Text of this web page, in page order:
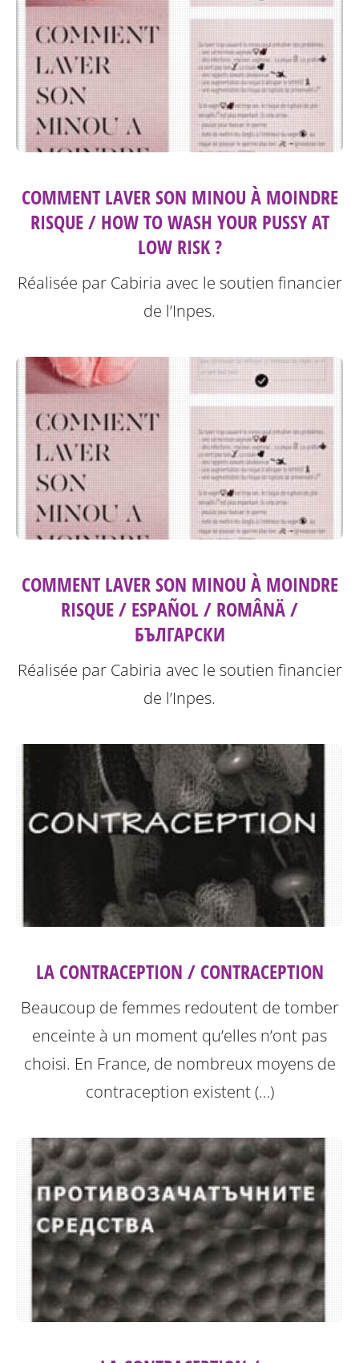
COMMENT LAVER SON MINOU À MOINDRE
RISQUE / HOW TO WASH YOUR PUSSY AT
LOW RISK ?
Réalisée par Cabiria avec le soutien financier
de l’Inpes.
COMMENT LAVER SON MINOU À MOINDRE
RISQUE / ESPAÑOL / ROMÂNÄ /
БЪЛГАРСКИ
Réalisée par Cabiria avec le soutien financier
de l’Inpes.
LA CONTRACEPTION / CONTRACEPTION
Beaucoup de femmes redoutent de tomber
enceinte à un moment qu’elles n’ont pas
choisi. En France, de nombreux moyens de
contraception existent (…)